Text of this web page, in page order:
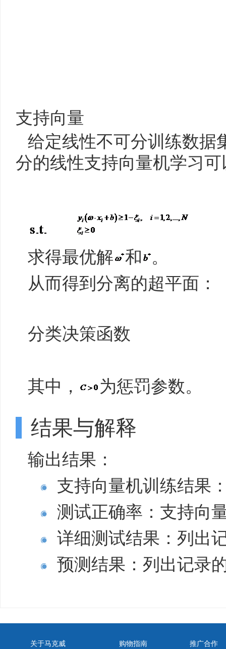
支持向量
给定线性不可分训练数据
分的线性支持向量机学习
求得最优解 和
。
从而得到分离的超平面：
分类决策函数
其中， 为惩罚参数。
结果与解释
输出结果：
支持向量机训练结果
测试正确率：支持向
详细测试结果：列出
预测结果：列出记录
关于马克威 购物指南 推广合作